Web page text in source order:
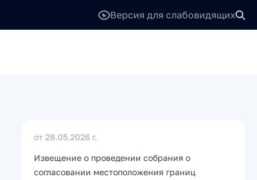
Версия для слабовидящих
от 28.05.2026 г.
Извещение о проведении собрания о
согласовании местоположения границ